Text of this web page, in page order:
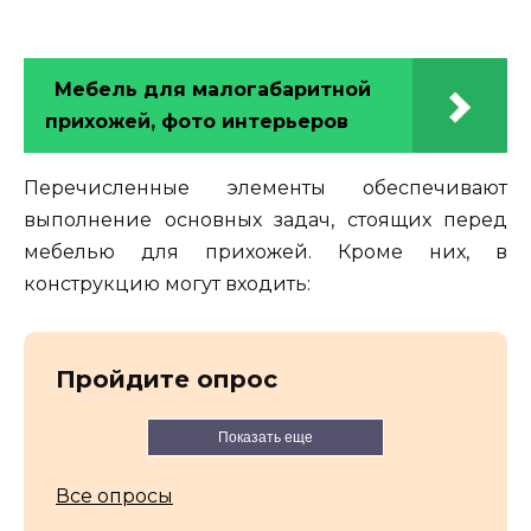
Мебель для малогабаритной
прихожей, фото интерьеров
Перечисленные элементы обеспечивают
выполнение основных задач, стоящих перед
мебелью для прихожей. Кроме них, в
конструкцию могут входить:
Пройдите опрос
Показать еще
Все опросы